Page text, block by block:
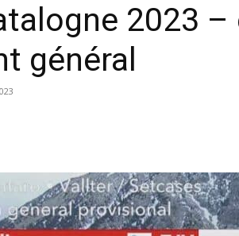
2023 –
général